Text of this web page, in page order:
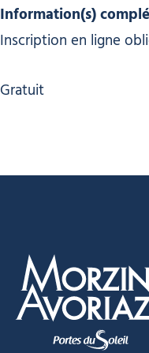
Information(s)
Inscription en ligne
Gratuit